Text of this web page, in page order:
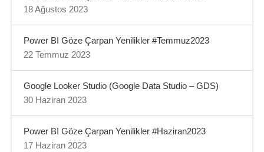
18 Ağustos 2023
Power BI Göze Çarpan Yenilikler #Temmuz2023
22 Temmuz 2023
Google Looker Studio (Google Data Studio – GDS)
30 Haziran 2023
Power BI Göze Çarpan Yenilikler #Haziran2023
17 Haziran 2023